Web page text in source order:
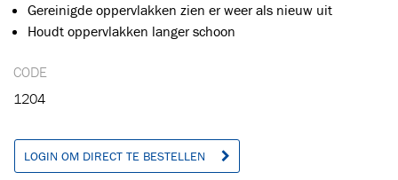
Gereinigde oppervlakken zien er weer als nieuw uit
Houdt oppervlakken langer schoon
CODE
1204
LOGIN OM DIRECT TE BESTELLEN